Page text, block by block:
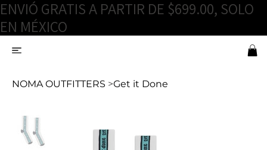
ENVIÓ GRATIS A PARTIR DE $699.00, SOLO
EN MÉXICO
NOMA OUTFITTERS >Get it Done